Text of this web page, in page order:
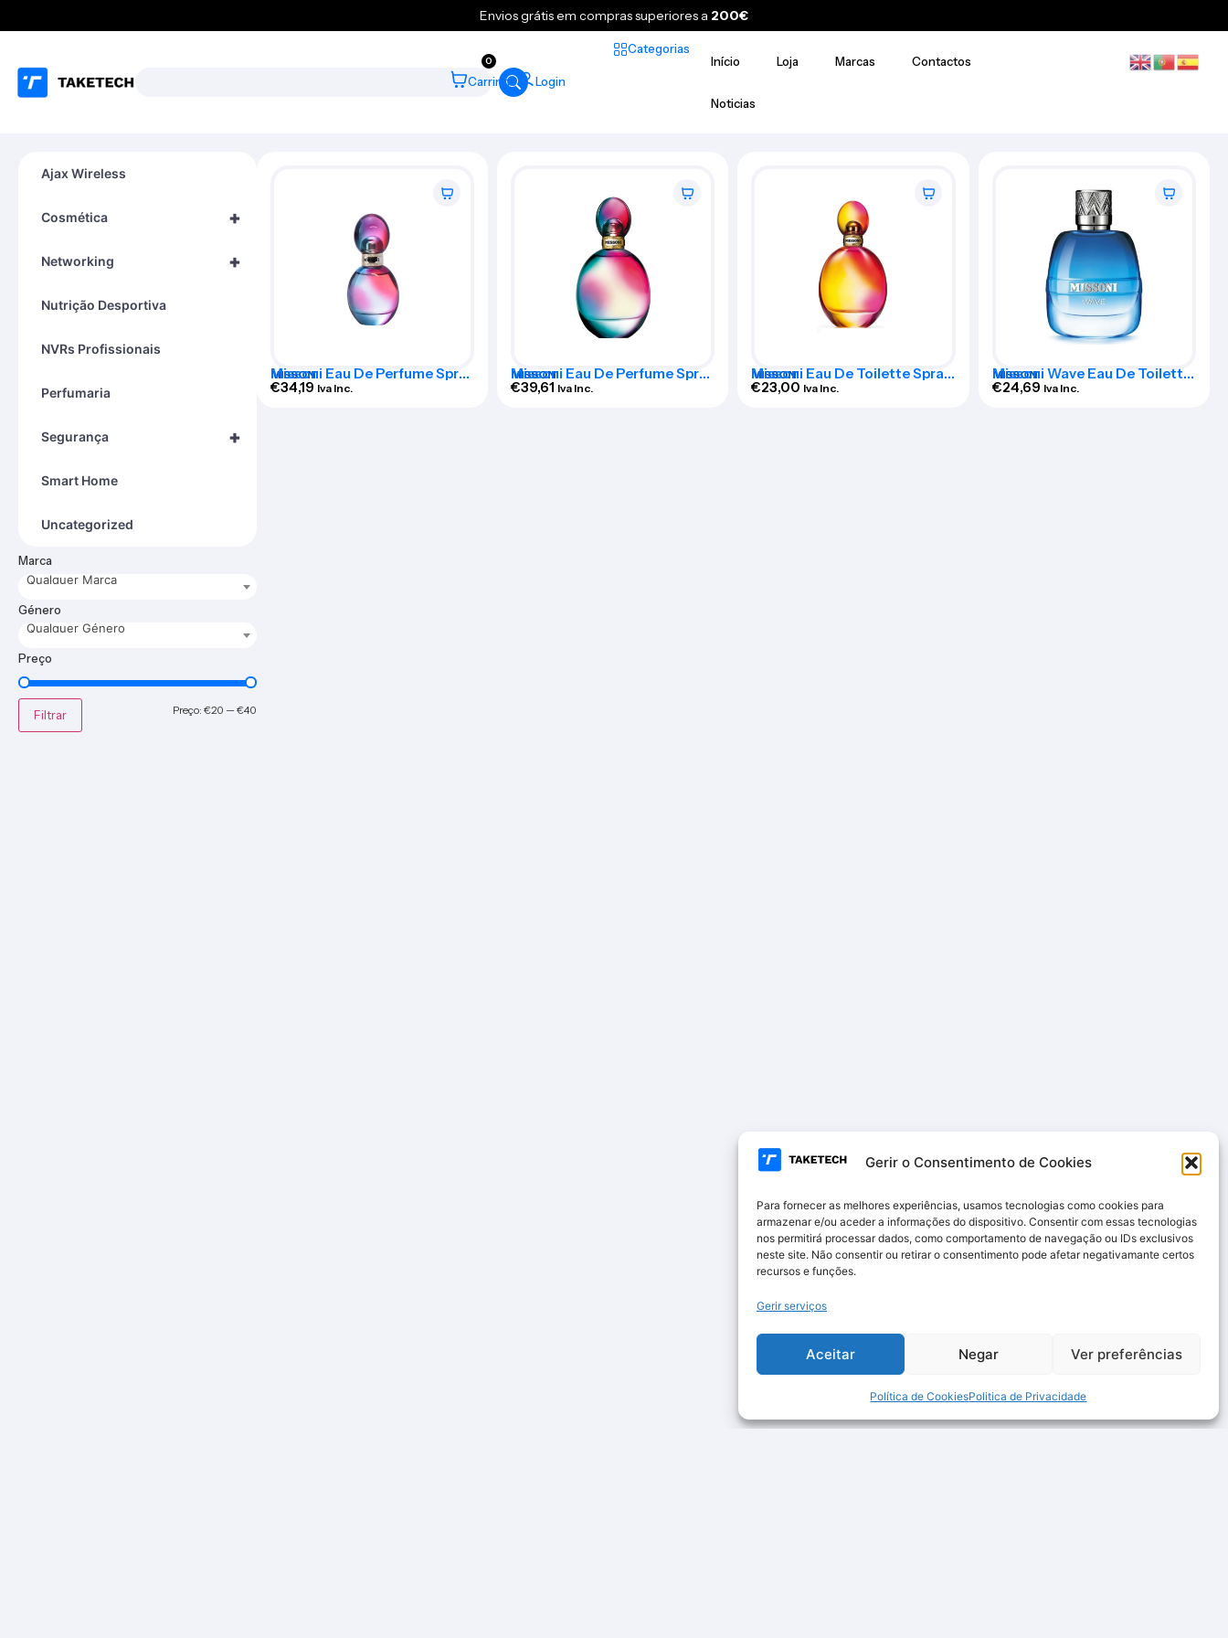
Gerir o Consentimento de Cookies
Para fornecer as melhores experiências, usamos tecnologias como cookies para
armazenar e/ou aceder a informações do dispositivo. Consentir com essas tecnologias
nos permitirá processar dados, como comportamento de navegação ou IDs exclusivos
neste site. Não consentir ou retirar o consentimento pode afetar negativamante certos
recursos e funções.
Gerir serviços
Aceitar Negar Ver preferências
Política de CookiesPolitica de Privacidade
Envios grátis em compras superiores a 200€
0
Carrinho Login
Categorias
Início
Loja Marcas Contactos
Noticias
Ajax Wireless
+
Cosmética
+
Networking
Nutrição Desportiva
NVRs Profissionais
Perfumaria
+
Segurança
Smart Home
Uncategorized
Marca
Qualquer Marca
Género
Qualquer Género
Preço
Filtrar Preço: €20 —€40
MISSONI
Missoni Eau De Perfume Spray
30ml
€34,19 Iva Inc.
MISSONI
Missoni Eau De Perfume Spray
50ml
€39,61 Iva Inc.
MISSONI
Missoni Eau De Toilette Spray
50ml
€23,00 Iva Inc.
MISSONI
Missoni Wave Eau De Toilette
Spray 50ml
€24,69 Iva Inc.